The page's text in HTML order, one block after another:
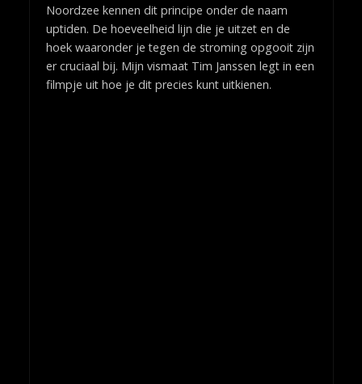
Noordzee kennen dit principe onder de naam
uptiden. De hoeveelheid lijn die je uitzet en de
hoek waaronder je tegen de stroming opgooit zijn
er cruciaal bij. Mijn vismaat Tim Janssen legt in een
filmpje uit hoe je dit precies kunt uitkienen.